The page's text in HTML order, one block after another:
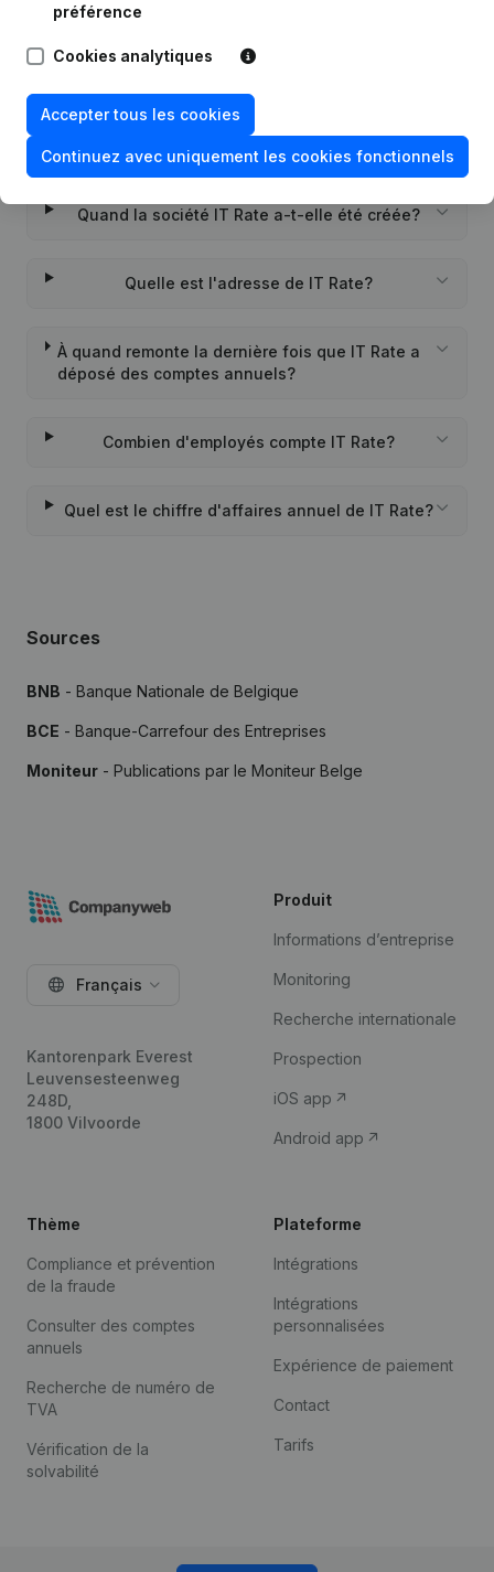
Questions fréquemment posées
Quel est l'identifiant PEPPOL de IT Rate?
Quand la société IT Rate a-t-elle été créée?
Quelle est l'adresse de IT Rate?
À quand remonte la dernière fois que IT Rate a
déposé des comptes annuels?
Combien d'employés compte IT Rate?
Quel est le chiffre d'affaires annuel de IT Rate?
Sources
BNB - Banque Nationale de Belgique
BCE - Banque-Carrefour des Entreprises
Moniteur - Publications par le Moniteur Belge
préférence
Cookies analytiques
Accepter tous les cookies
Continuez avec uniquement les cookies fonctionnels
Français
Kantorenpark Everest
Leuvensesteenweg
248D,
1800 Vilvoorde
Produit
Informations d’entreprise
Monitoring
Recherche internationale
Prospection
iOS app
Android app
Thème
Compliance et prévention
de la fraude
Consulter des comptes
annuels
Recherche de numéro de
TVA
Vérification de la
solvabilité
Plateforme
Intégrations
Intégrations
personnalisées
Expérience de paiement
Contact
Tarifs